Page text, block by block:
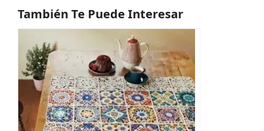
También Te Puede Interesar